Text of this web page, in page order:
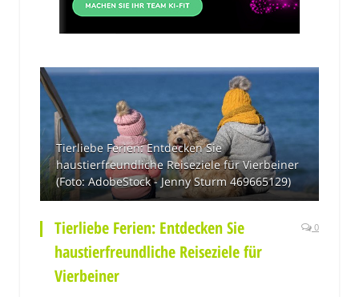
Tierliebe Ferien: Entdecken Sie
haustierfreundliche Reiseziele für Vierbeiner
(Foto: AdobeStock - Jenny Sturm 469665129)
Tierliebe Ferien: Entdecken Sie
haustierfreundliche Reiseziele für
Vierbeiner
0